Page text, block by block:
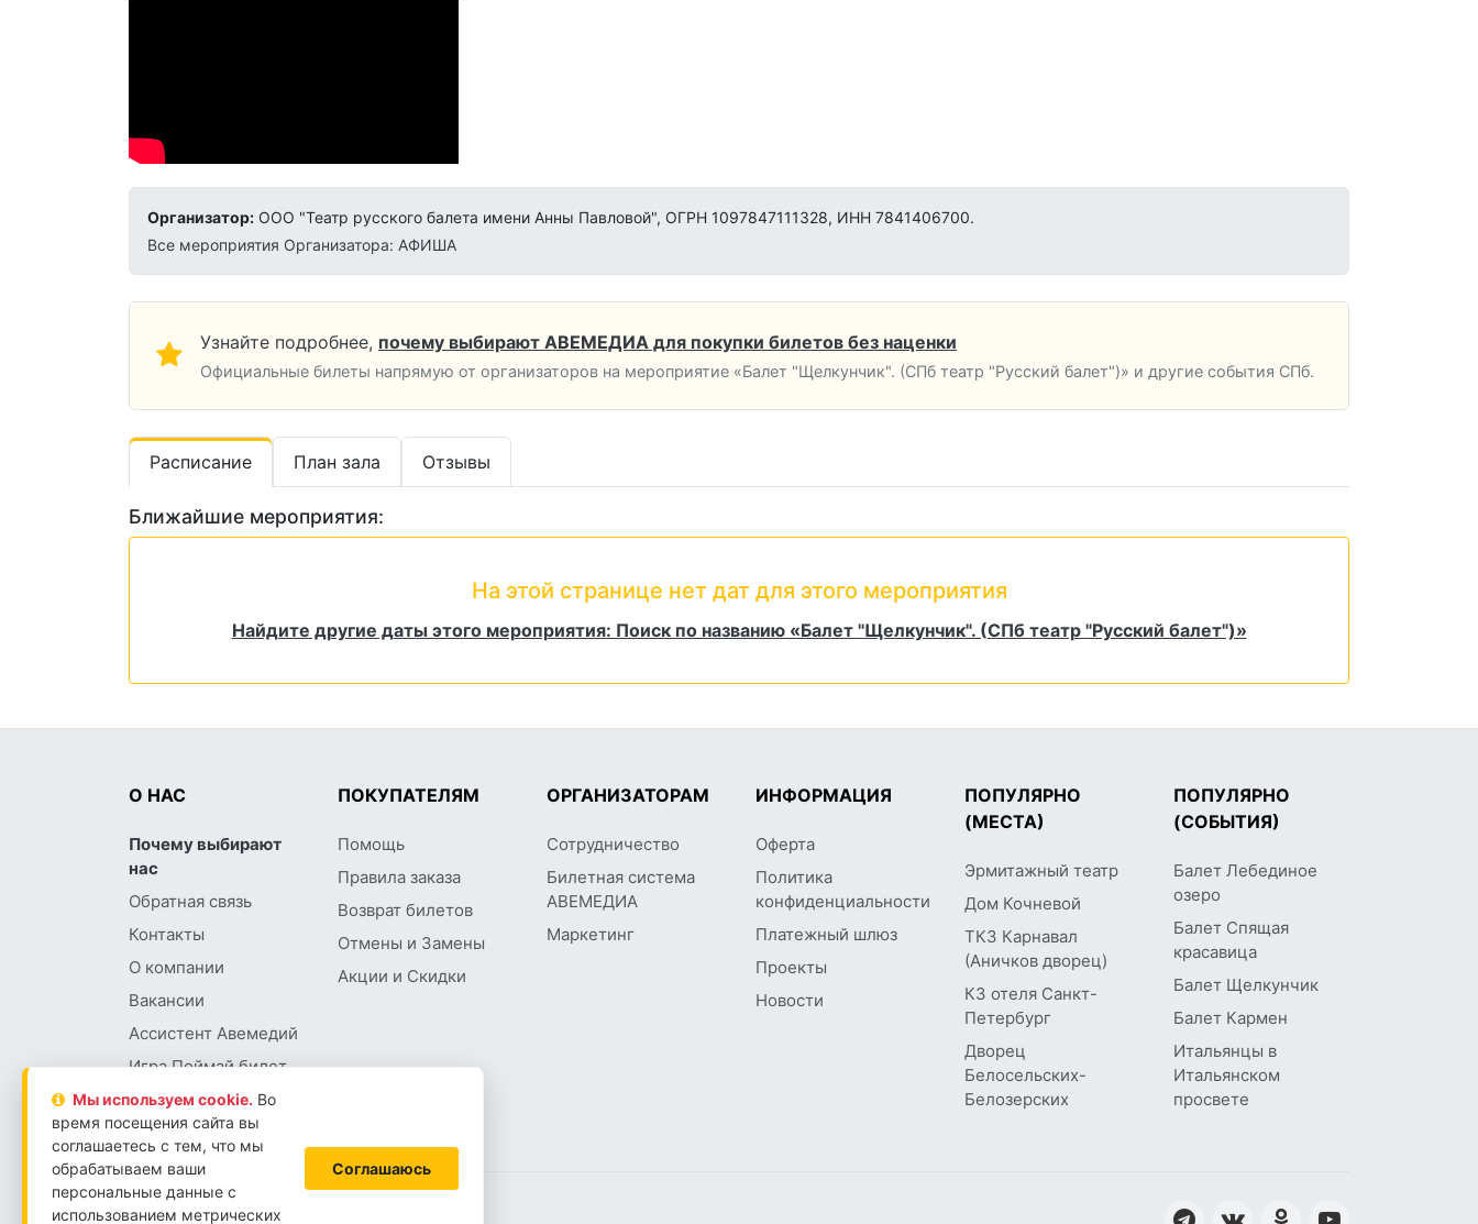
Организатор: ООО "Театр русского балета имени Анны Павловой", ОГРН 1097847111328, ИНН 7841406700.
Все мероприятия Организатора: АФИША
Узнайте подробнее, почему выбирают АВЕМЕДИА для покупки билетов без наценки
Официальные билеты напрямую от организаторов на мероприятие «Балет "Щелкунчик". (СПб театр "Русский балет")» и другие события СПб.
Расписание План зала Отзывы
Ближайшие мероприятия:
На этой странице нет дат для этого мероприятия
Найдите другие даты этого мероприятия: Поиск по названию «Балет "Щелкунчик". (СПб театр "Русский балет")»
О НАС
Почему выбирают
нас
Обратная связь
Контакты
О компании
Вакансии
Ассистент Авемедий
Игра Поймай билет
ПОКУПАТЕЛЯМ
Помощь
Правила заказа
Возврат билетов
Отмены и Замены
Акции и Скидки
ОРГАНИЗАТОРАМ
Сотрудничество
Билетная система
АВЕМЕДИА
Маркетинг
ИНФОРМАЦИЯ
Оферта
Политика
конфиденциальности
Платежный шлюз
Проекты
Новости
ПОПУЛЯРНО
(МЕСТА)
Эрмитажный театр
Дом Кочневой
ТКЗ Карнавал
(Аничков дворец)
КЗ отеля Санкт-
Петербург
Дворец
Белосельских-
Белозерских
ПОПУЛЯРНО
(СОБЫТИЯ)
Балет Лебединое
озеро
Балет Спящая
красавица
Балет Щелкунчик
Балет Кармен
Итальянцы в
Итальянском
просвете
2026 © АВЕМЕДИА
Мы используем сookie. Во
время посещения сайта вы
соглашаетесь с тем, что мы
обрабатываем ваши
персональные данные с
использованием метрических
Соглашаюсь